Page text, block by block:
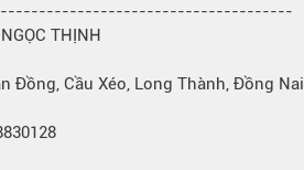
THỊNH
Đồng, Cầu Xéo, Long Thành, Đồng Nai